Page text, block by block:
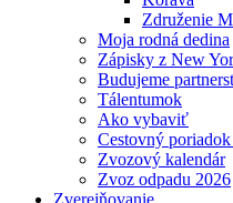
Združenie
Moja rodná dedina
Zápisky z New
Budujeme
Tálentumok
Ako vybaviť
Cestovný
Zvozový kalendár
Zvoz odpadu 2026
Zverejňovanie